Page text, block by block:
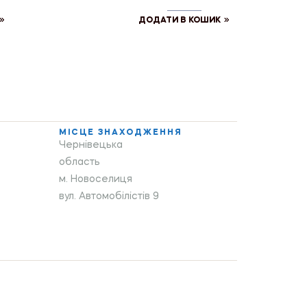
ДОДАТИ В КОШИК
МІСЦЕ ЗНАХОДЖЕННЯ
Чернівецька
область
м. Новоселиця
вул. Автомобілістів 9